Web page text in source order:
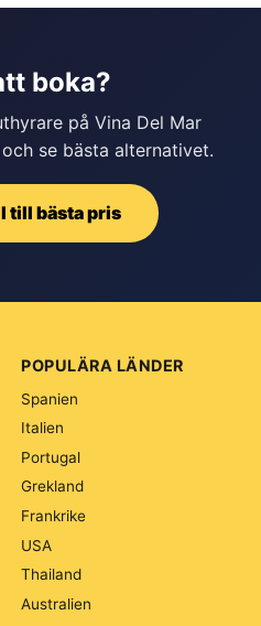
boka?
på Vina Del Mar
se bästa alternativet.
till bästa pris
POPULÄRA LÄNDER
Spanien
Italien
Portugal
Grekland
Frankrike
USA
Thailand
Australien